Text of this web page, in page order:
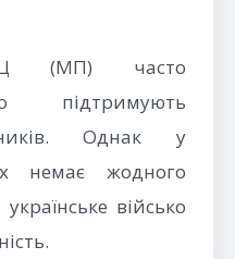
(МП) часто
підтримують
Однак у
немає жодного
військо